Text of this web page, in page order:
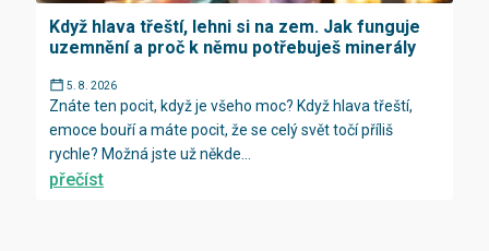
Když hlava třeští, lehni si na zem. Jak funguje
uzemnění a proč k němu potřebuješ minerály
5. 8. 2026
Znáte ten pocit, když je všeho moc? Když hlava třeští,
emoce bouří a máte pocit, že se celý svět točí příliš
rychle? Možná jste už někde...
přečíst